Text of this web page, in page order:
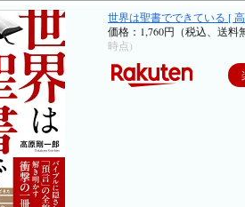
世界は聖書でできている [
価格：1,760円（税込、送料
時点)